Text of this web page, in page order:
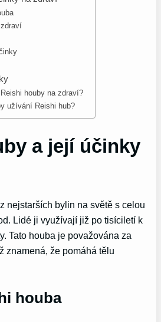
houby na zdraví?
užívání Reishi hub?
a její účinky
nejstarších bylin na světě s celou
Lidé ji využívají již po tisíciletí k
Tato houba je považována za
znamená, že pomáhá tělu
houba